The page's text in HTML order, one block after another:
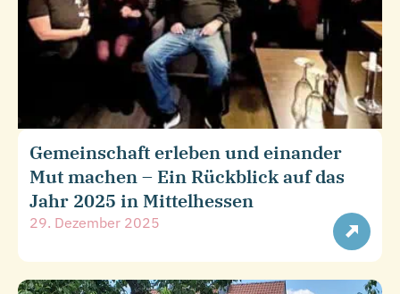
Gemeinschaft erleben und einander
Mut machen – Ein Rückblick auf das
Jahr 2025 in Mittelhessen
29. Dezember 2025